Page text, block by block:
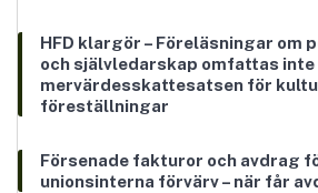
HFD klargör – Föreläsningar om
och självledarskap omfattas inte
mervärdesskattesatsen för
föreställningar
Försenade fakturor och avdrag
unionsinterna förvärv – när får